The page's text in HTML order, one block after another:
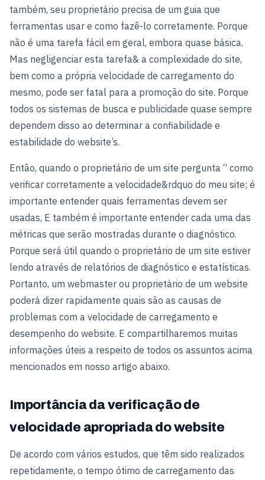
também, seu proprietário precisa de um guia que
ferramentas usar e como fazê-lo corretamente. Porque
não é uma tarefa fácil em geral, embora quase básica.
Mas negligenciar esta tarefa& a complexidade do site,
bem como a própria velocidade de carregamento do
mesmo, pode ser fatal para a promoção do site. Porque
todos os sistemas de busca e publicidade quase sempre
dependem disso ao determinar a confiabilidade e
estabilidade do website’s.
Então, quando o proprietário de um site pergunta “ como
verificar corretamente a velocidade&rdquo do meu site; é
importante entender quais ferramentas devem ser
usadas, E também é importante entender cada uma das
métricas que serão mostradas durante o diagnóstico.
Porque será útil quando o proprietário de um site estiver
lendo através de relatórios de diagnóstico e estatísticas.
Portanto, um webmaster ou proprietário de um website
poderá dizer rapidamente quais são as causas de
problemas com a velocidade de carregamento e
desempenho do website. E compartilharemos muitas
informações úteis a respeito de todos os assuntos acima
mencionados em nosso artigo abaixo.
Importância da verificação de
velocidade apropriada do website
De acordo com vários estudos, que têm sido realizados
repetidamente, o tempo ótimo de carregamento das